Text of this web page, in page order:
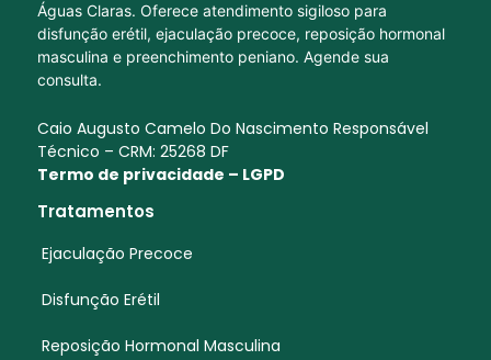
Águas Claras. Oferece atendimento sigiloso para
disfunção erétil, ejaculação precoce, reposição hormonal
masculina e preenchimento peniano. Agende sua
consulta.
Caio Augusto Camelo Do Nascimento Responsável
Técnico – CRM: 25268 DF
Termo de privacidade – LGPD
Tratamentos
Ejaculação Precoce
Disfunção Erétil
Reposição Hormonal Masculina